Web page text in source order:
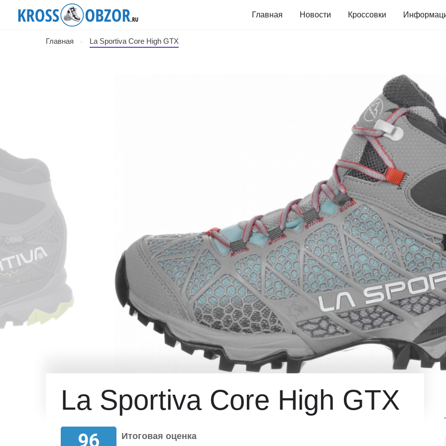
Главная Новости Кроссовки
Главная La Sportiva Core High GTX
La Sportiva Core High GTX
96
Итоговая оценка